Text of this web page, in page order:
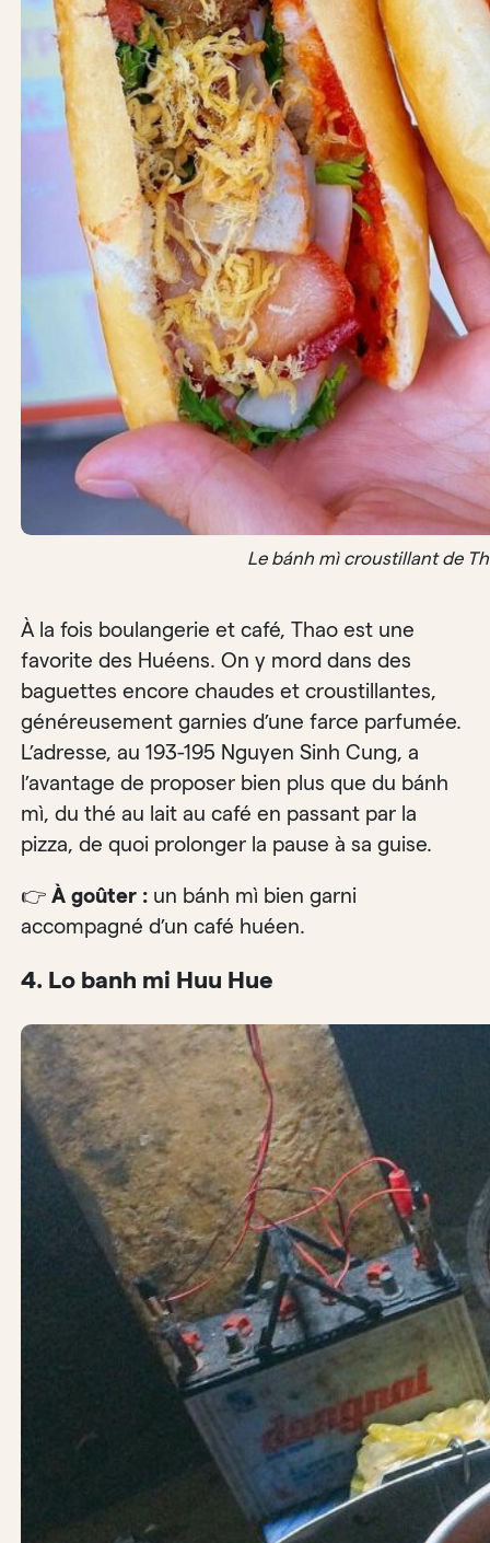
Le bánh mì croustillant de
À la fois boulangerie et café, Thao est une
favorite des Huéens. On y mord dans des
baguettes encore chaudes et croustillantes,
généreusement garnies d’une farce parfumée.
L’adresse, au 193-195 Nguyen Sinh Cung, a
l’avantage de proposer bien plus que du bánh
mì, du thé au lait au café en passant par la
pizza, de quoi prolonger la pause à sa guise.
👉À goûter : un bánh mì bien garni
accompagné d’un café huéen.
4. Lo banh mi Huu Hue